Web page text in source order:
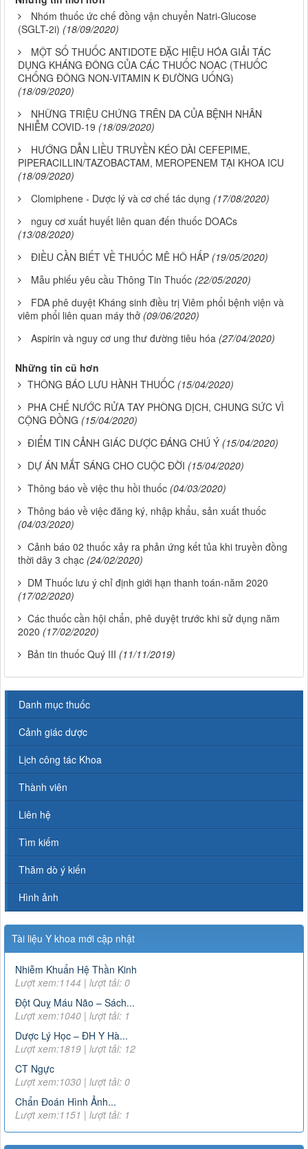
Nhóm thuốc ức chế đồng vận chuyển Natri-Glucose
(SGLT-2i) (18/09/2020)
MỘT SỐ THUỐC ANTIDOTE ĐẶC HIỆU HÓA GIẢI TÁC
DỤNG KHÁNG ĐÔNG CỦA CÁC THUỐC NOAC (THUỐC
CHỐNG ĐÔNG NON-VITAMIN K ĐƯỜNG UỐNG)
(18/09/2020)
NHỮNG TRIỆU CHỨNG TRÊN DA CỦA BỆNH NHÂN
NHIỄM COVID-19 (18/09/2020)
HƯỚNG DẪN LIỀU TRUYỀN KÉO DÀI CEFEPIME,
PIPERACILLIN/TAZOBACTAM, MEROPENEM TẠI KHOA ICU
(18/09/2020)
Clomiphene - Dược lý và cơ chế tác dụng (17/08/2020)
nguy cơ xuất huyết liên quan đến thuốc DOACs
(13/08/2020)
ĐIỀU CẦN BIẾT VỀ THUỐC MÊ HÔ HẤP (19/05/2020)
Mẫu phiếu yêu cầu Thông Tin Thuốc (22/05/2020)
FDA phê duyệt Kháng sinh điều trị Viêm phổi bệnh viện và
viêm phổi liên quan máy thở (09/06/2020)
Aspirin và nguy cơ ung thư đường tiêu hóa (27/04/2020)
Những tin cũ hơn
THÔNG BÁO LƯU HÀNH THUỐC (15/04/2020)
PHA CHẾ NƯỚC RỬA TAY PHÒNG DỊCH, CHUNG SỨC VÌ
CỘNG ĐỒNG (15/04/2020)
ĐIỂM TIN CẢNH GIÁC DƯỢC ĐÁNG CHÚ Ý (15/04/2020)
DỰ ÁN MẮT SÁNG CHO CUỘC ĐỜI (15/04/2020)
Thông báo về việc thu hồi thuốc (04/03/2020)
Thông báo về việc đăng ký, nhập khẩu, sản xuất thuốc
(04/03/2020)
Cảnh báo 02 thuốc xảy ra phản ứng kết tủa khi truyền đồng
thời dây 3 chạc (24/02/2020)
DM Thuốc lưu ý chỉ định giới hạn thanh toán-năm 2020
(17/02/2020)
Các thuốc cần hội chẩn, phê duyệt trước khi sử dụng năm
2020 (17/02/2020)
Bản tin thuốc Quý III (11/11/2019)
Danh mục thuốc
Cảnh giác dược
Lịch công tác Khoa
Thành viên
Liên hệ
Tìm kiếm
Thăm dò ý kiến
Hình ảnh
Tài liệu Y khoa mới cập nhật
Nhiễm Khuẩn Hệ Thần Kinh
Lượt xem:1144 | lượt tải: 0
Đột Quỵ Máu Não – Sách...
Lượt xem:1040 | lượt tải: 1
Dược Lý Học – ĐH Y Hà...
Lượt xem:1819 | lượt tải: 12
CT Ngực
Lượt xem:1030 | lượt tải: 0
Chẩn Đoán Hình Ảnh...
Lượt xem:1151 | lượt tải: 1